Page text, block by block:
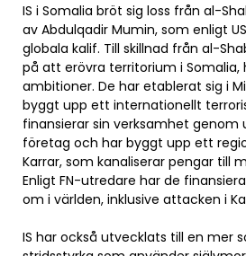
IS i Somalia bröt sig loss från al-
av Abdulqadir Mumin, som enligt
globala kalif. Till skillnad från al-
på att erövra territorium i Somalia,
ambitioner. De har etablerat sig i
byggt upp ett internationellt
finansierar sin verksamhet genom
företag och har byggt upp ett
Karrar, som kanaliserar pengar till
Enligt FN-utredare har de
om i världen, inklusive attacken i
IS har också utvecklats till en mer